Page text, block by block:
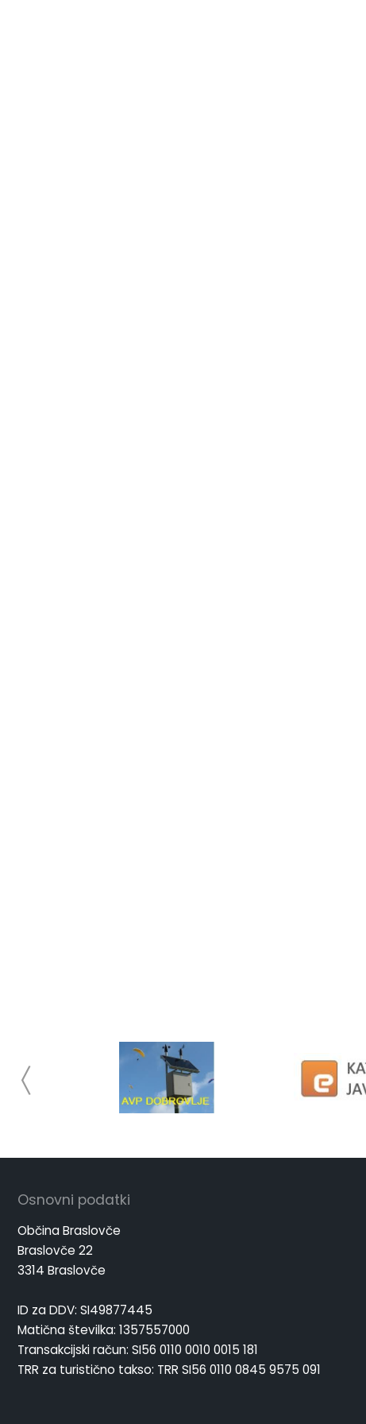
Osnovni podatki
Občina Braslovče
Braslovče 22
3314 Braslovče
ID za DDV: SI49877445
Matična številka: 1357557000
Transakcijski račun: SI56 0110 0010 0015 181
TRR za turistično takso: TRR SI56 0110 0845 9575 091